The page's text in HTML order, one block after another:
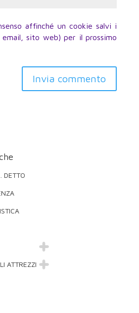
affinché un cookie salvi i
sito web) per il prossimo
Invia commento
DETTO
ATTREZZI